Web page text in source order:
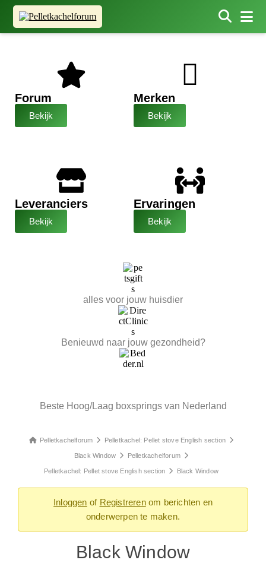
Forum
Bekijk
Merken
Bekijk
Leveranciers
Bekijk
Ervaringen
Bekijk
alles voor jouw huisdier
Benieuwd naar jouw gezondheid?
Beste Hoog/Laag boxsprings van Nederland
Pelletkachelforum Pelletkachel: Pellet stove English section
Black Window Pelletkachelforum
Pelletkachel: Pellet stove English section Black Window
Inloggen of Registrerenom berichten en
onderwerpen te maken.
Black Window